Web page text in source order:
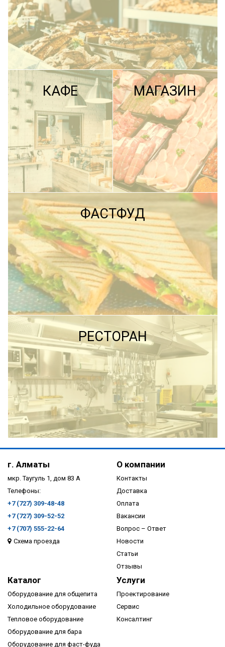
ПОДРОБНЕЕ
КАФЕ
ПОДРОБНЕЕ
МАГАЗИН
ПОДРОБНЕЕ
ФАСТФУД
ПОДРОБНЕЕ
РЕСТОРАН
ПОДРОБНЕЕ
г. Алматы
мкр. Таугуль 1, дом 83 А
Телефоны:
+7 (727) 309-48-48
+7 (727) 309-52-52
+7 (707) 555-22-64
Схема проезда
О компании
Контакты
Доставка
Оплата
Вакансии
Вопрос – Ответ
Новости
Статьи
Отзывы
Каталог
Оборудование для общепита
Холодильное оборудование
Тепловое оборудование
Оборудование для бара
Оборудование для фаст-фуда
Услуги
Проектирование
Сервис
Консалтинг